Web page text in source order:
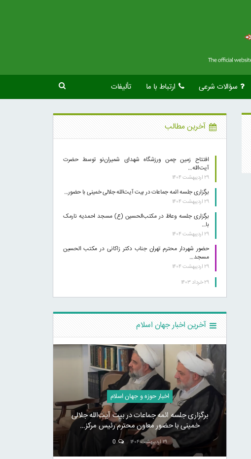
سؤالات شرعی ارتباط با ما تألیفات
آخرین مطالب
افتتاح زمین چمن ورزشگاه شهدای شمیران‌نو توسط حضرت
آیت‌الله…
۲۹ اردیبهشت ۱۴۰۴
برگزاری جلسه ائمه جماعات در بیت آیت‌الله جلالی خمینی با حضور…
۲۹ اردیبهشت ۱۴۰۴
برگزاری جلسه وعاظ در مکتب‌الحسین (ع) مسجد احمدیه نارمک
با…
۲۹ اردیبهشت ۱۴۰۴
حضور شهردار محترم تهران جناب دکتر زاکانی در مکتب الحسین
مسجد…
۲۹ اردیبهشت ۱۴۰۴
۲۹ خرداد ۱۴۰۳
آخرین اخبار جهان اسلام
اخبار حوزه و جهان اسلام
برگزاری جلسه ائمه جماعات در بیت آیت‌الله جلالی
خمینی با حضور معاون محترم رئیس مرکز…
۲۹ اردیبهشت ۱۴۰۴ 0